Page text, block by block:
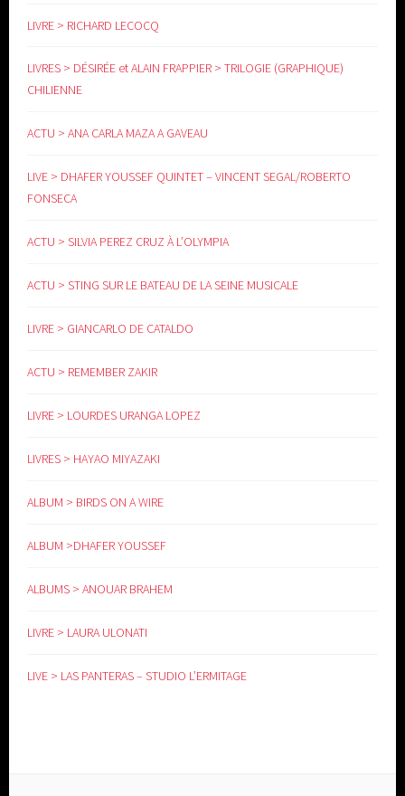
LIVRE > RICHARD LECOCQ
LIVRES > DÉSIRÉE et ALAIN FRAPPIER > TRILOGIE (GRAPHIQUE)
CHILIENNE
ACTU > ANA CARLA MAZA A GAVEAU
LIVE > DHAFER YOUSSEF QUINTET – VINCENT SEGAL/ROBERTO
FONSECA
ACTU > SILVIA PEREZ CRUZ À L’OLYMPIA
ACTU > STING SUR LE BATEAU DE LA SEINE MUSICALE
LIVRE > GIANCARLO DE CATALDO
ACTU > REMEMBER ZAKIR
LIVRE > LOURDES URANGA LOPEZ
LIVRES > HAYAO MIYAZAKI
ALBUM > BIRDS ON A WIRE
ALBUM >DHAFER YOUSSEF
ALBUMS > ANOUAR BRAHEM
LIVRE > LAURA ULONATI
LIVE > LAS PANTERAS – STUDIO L’ERMITAGE